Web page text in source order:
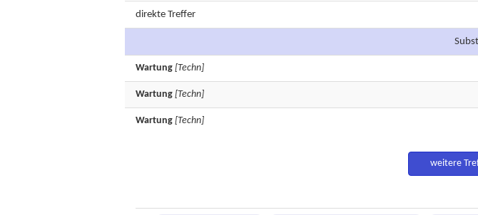
direkte Treffer
Wartung [Techn]
Wartung [Techn]
Wartung [Techn]
weitere